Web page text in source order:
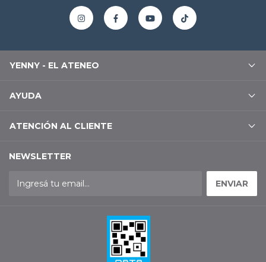
YENNY - EL ATENEO
AYUDA
ATENCIÓN AL CLIENTE
NEWSLETTER